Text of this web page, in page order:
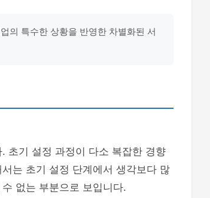
의 특수한 상황을 반영한 차별화된 서
초기 설정 과정이 다소 복잡한 경향
는 초기 설정 단계에서 생각보다 많
없는 부분으로 보입니다.